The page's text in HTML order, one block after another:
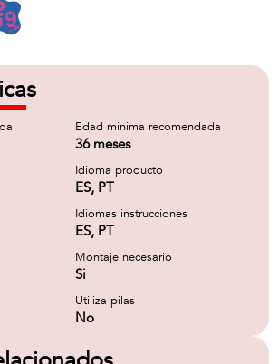
Edad minima recomendada
36 meses
Idioma producto
ES, PT
Idiomas instrucciones
ES, PT
Montaje necesario
Si
Utiliza pilas
No